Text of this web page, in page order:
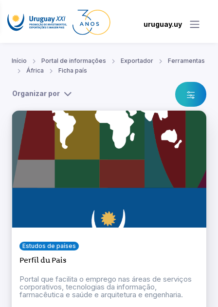
uruguay.uy
Início Portal de informações Exportador
Ferramentas
África
Ficha país
Organizar por
Estudos de países
Perfil du Pais
Portal que facilita o emprego nas áreas de serviços
corporativos, tecnologias da informação,
farmacêutica e saúde e arquitetura e engenharia.